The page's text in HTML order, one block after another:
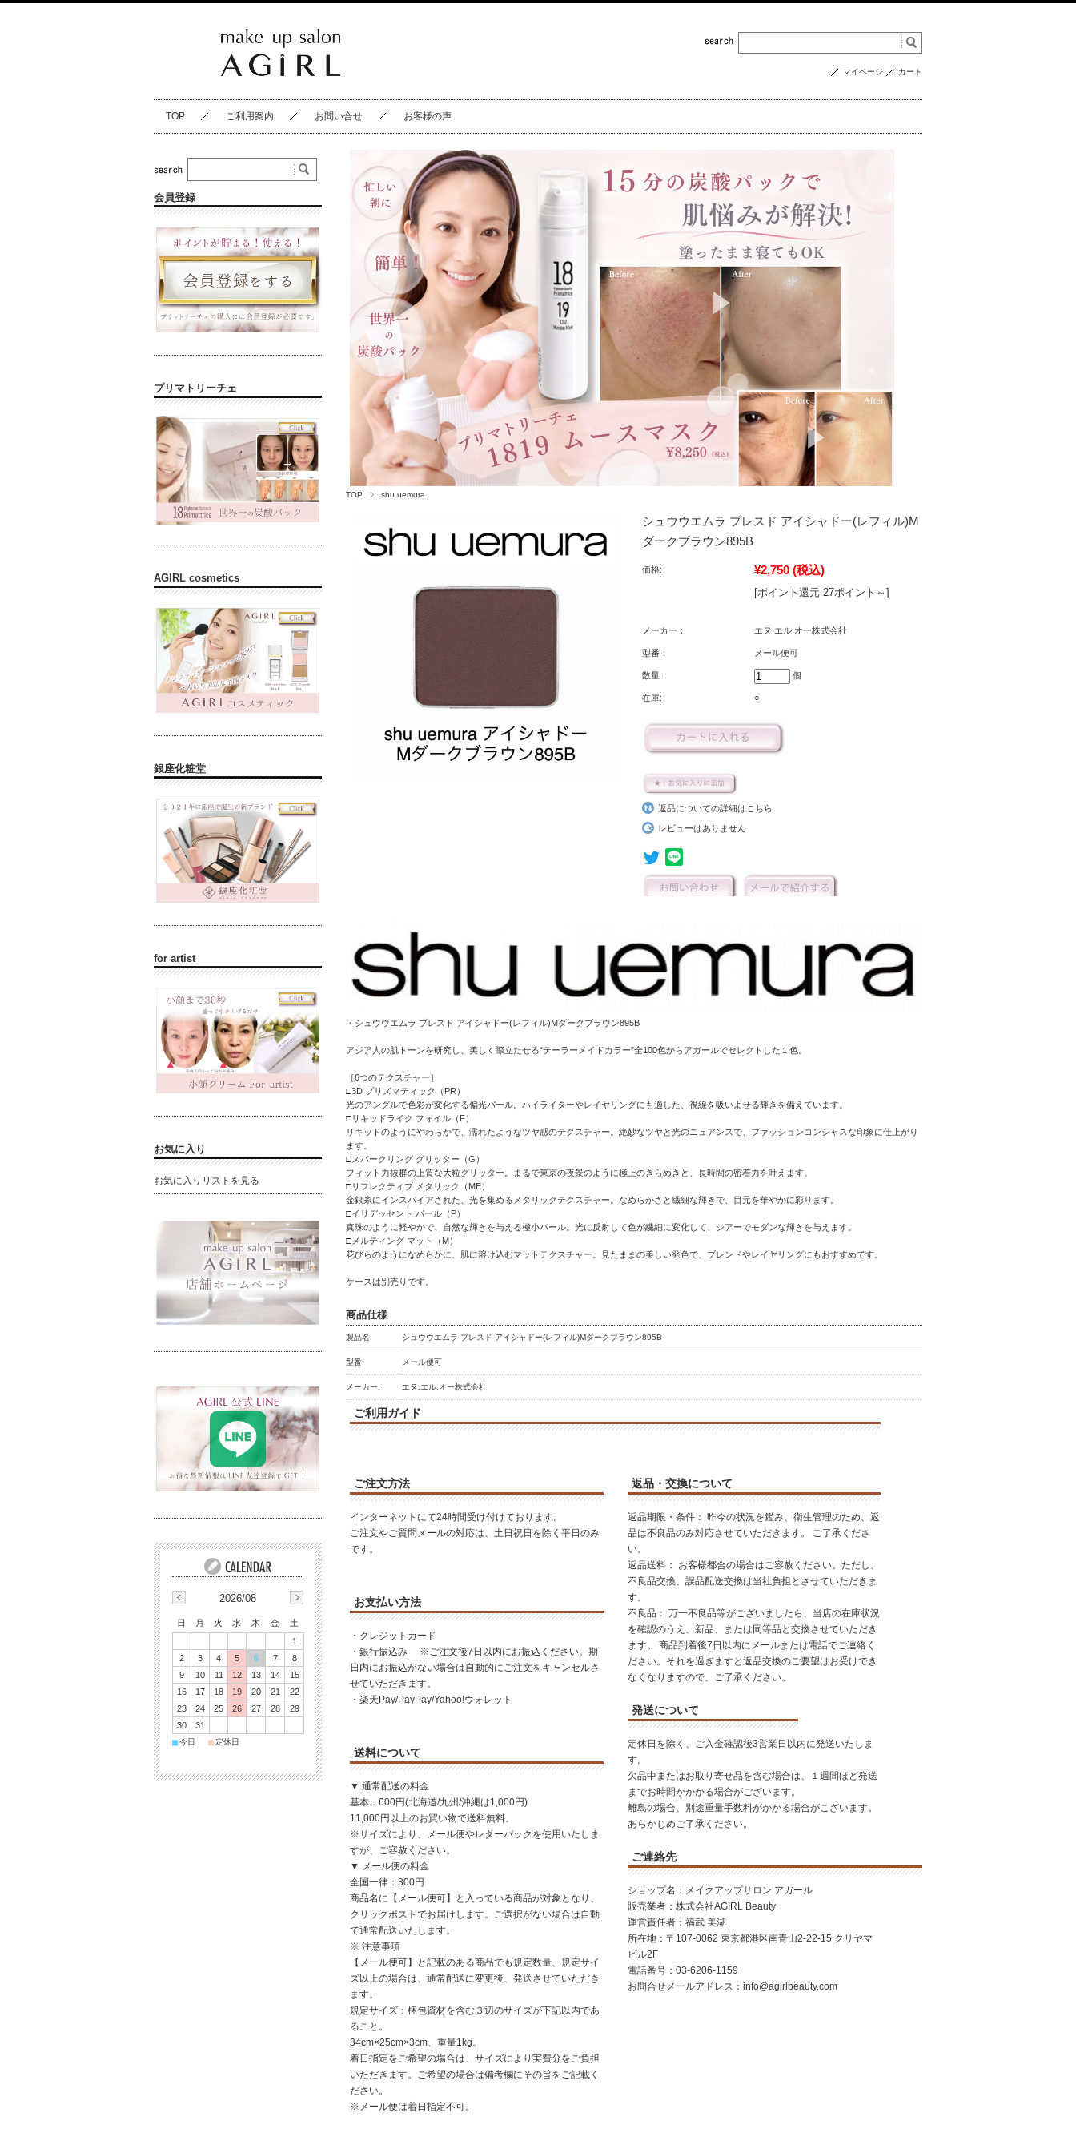
マイページ カート
TOP ご利用案内 お問い合せ お客様の声
TOP shu uemura
シュウウエムラ プレスド アイシャドー(レフィル)M
ダークブラウン895B
価格: ¥2,750 (税込)
[ポイント還元 27ポイント～]
メーカー： エヌ.エル.オー株式会社
型番： メール便可
数量: 個
在庫: ○
返品についての詳細はこちら
レビューはありません
・シュウウエムラ プレスド アイシャドー(レフィル)Mダークブラウン895B
アジア人の肌トーンを研究し、美しく際立たせる“テーラーメイドカラー”全100色からアガールでセレクトした１色。
［6つのテクスチャー］
□3D プリズマティック（PR）
光のアングルで色彩が変化する偏光パール。ハイライターやレイヤリングにも適した、視線を吸いよせる輝きを備えています。
□リキッドライク フォイル（F）
リキッドのようにやわらかで、濡れたようなツヤ感のテクスチャー。絶妙なツヤと光のニュアンスで、ファッションコンシャスな印象に仕上がり
ます。
□スパークリング グリッター（G）
フィット力抜群の上質な大粒グリッター。まるで東京の夜景のように極上のきらめきと、長時間の密着力を叶えます。
□リフレクティブ メタリック（ME）
金銀糸にインスパイアされた、光を集めるメタリックテクスチャー。なめらかさと繊細な輝きで、目元を華やかに彩ります。
□イリデッセント パール（P）
真珠のように軽やかで、自然な輝きを与える極小パール。光に反射して色が繊細に変化して、シアーでモダンな輝きを与えます。
□メルティング マット（M）
花びらのようになめらかに、肌に溶け込むマットテクスチャー。見たままの美しい発色で、ブレンドやレイヤリングにもおすすめです。
ケースは別売りです。
商品仕様
製品名: シュウウエムラ プレスド アイシャドー(レフィル)Mダークブラウン895B
型番: メール便可
メーカー: エヌ.エル.オー株式会社
ご利用ガイド
ご注文方法
インターネットにて24時間受け付けております。
ご注文やご質問メールの対応は、土日祝日を除く平日のみ
です。
お支払い方法
・クレジットカード
・銀行振込み ※ご注文後7日以内にお振込ください。期
日内にお振込がない場合は自動的にご注文をキャンセルさ
せていただきます。
・楽天Pay/PayPay/Yahoo!ウォレット
送料について
▼ 通常配送の料金
基本：600円(北海道/九州/沖縄は1,000円)
11,000円以上のお買い物で送料無料。
※サイズにより、メール便やレターパックを使用いたしま
すが、ご容赦ください。
▼ メール便の料金
全国一律：300円
商品名に【メール便可】と入っている商品が対象となり、
クリックポストでお届けします。ご選択がない場合は自動
で通常配送いたします。
※ 注意事項
【メール便可】と記載のある商品でも規定数量、規定サイ
ズ以上の場合は、通常配送に変更後、発送させていただき
ます。
規定サイズ：梱包資材を含む３辺のサイズが下記以内であ
ること。
34cm×25cm×3cm、重量1kg。
着日指定をご希望の場合は、サイズにより実費分をご負担
いただきます。ご希望の場合は備考欄にその旨をご記載く
ださい。
※メール便は着日指定不可。
返品・交換について
返品期限・条件： 昨今の状況を鑑み、衛生管理のため、返
品は不良品のみ対応させていただきます。 ご了承くださ
い。
返品送料： お客様都合の場合はご容赦ください。ただし、
不良品交換、誤品配送交換は当社負担とさせていただきま
す。
不良品： 万一不良品等がございましたら、当店の在庫状況
を確認のうえ、新品、または同等品と交換させていただき
ます。 商品到着後7日以内にメールまたは電話でご連絡く
ださい。それを過ぎますと返品交換のご要望はお受けでき
なくなりますので、ご了承ください。
発送について
定休日を除く、ご入金確認後3営業日以内に発送いたしま
す。
欠品中またはお取り寄せ品を含む場合は、１週間ほど発送
までお時間がかかる場合がございます。
離島の場合、別途重量手数料がかかる場合がこざいます。
あらかじめご了承ください。
ご連絡先
ショップ名：メイクアップサロン アガール
販売業者：株式会社AGIRL Beauty
運営責任者：福武 美湖
所在地：〒107-0062 東京都港区南青山2-22-15 クリヤマ
ビル2F
電話番号： 03-6206-1159
お問合せメールアドレス：info@agirlbeauty.com
会員登録
プリマトリーチェ
AGIRL cosmetics
銀座化粧堂
for artist
お気に入り
お気に入りリストを見る
2026/08
日 月 火 水 木 金
土
1
2
3 4 5 6 7
8
9
10 11 12 13 14
15
16
17 18 19 20 21
22
23
24 25 26 27 28
29
30
31
■今日 ■定休日